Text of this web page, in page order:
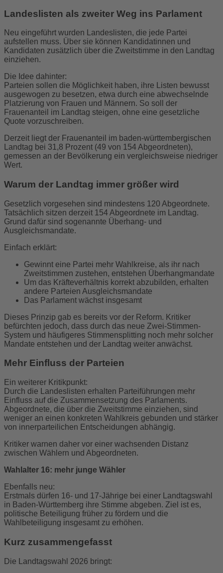
Landeslisten als zweiter Weg ins Parlament
Neu eingeführt wurden Landeslisten, die jede Partei
aufstellen muss. Über sie können Kandidatinnen und
Kandidaten zusätzlich über die Zweitstimme in den Landtag
einziehen.
Die Idee dahinter:
Parteien sollen die Möglichkeit haben, ihre Listen bewusst
ausgewogen zu besetzen, etwa durch eine abwechselnde
Platzierung von Frauen und Männern. So soll der
Frauenanteil im Landtag steigen, ohne eine gesetzliche
Quote vorzuschreiben.
Derzeit liegt der Frauenanteil im baden-württembergischen
Landtag bei 31,8 Prozent (49 von 154 Abgeordneten),
gemessen an der Bevölkerung ein vergleichsweise niedriger
Wert.
Warum der Landtag immer größer wird
Gesetzlich vorgesehen sind mindestens 120 Abgeordnete.
Tatsächlich sitzen derzeit 154 Abgeordnete im Landtag.
Grund dafür sind sogenannte Überhang- und
Ausgleichsmandate.
Einfach erklärt:
Gewinnt eine Partei mehr Wahlkreise, als ihr nach
Zweitstimmen zustehen, entstehen Überhangmandate
Um das Kräfteverhältnis korrekt abzubilden, erhalten
andere Parteien Ausgleichsmandate
Das Parlament wächst insgesamt
Dieses Prinzip gab es bereits vor der Reform. Kritiker
befürchten jedoch, dass durch das neue Zwei-Stimmen-
System und häufigeres Stimmensplitting noch mehr solcher
Mandate entstehen und der Landtag weiter anwächst.
Mehr Einfluss der Parteien
Ein weiterer Kritikpunkt:
Durch die Landeslisten erhalten Parteiführungen mehr
Einfluss auf die Zusammensetzung des Parlaments.
Abgeordnete, die über die Zweitstimme einziehen, sind
weniger an einen konkreten Wahlkreis gebunden und stärker
von innerparteilichen Entscheidungen abhängig.
Kritiker warnen daher vor einer wachsenden Distanz
zwischen Wählern und Abgeordneten.
Wahlalter 16: mehr junge Wähler
Ebenfalls neu:
Erstmals dürfen 16- und 17-Jährige bei einer Landtagswahl
in Baden-Württemberg ihre Stimme abgeben. Ziel ist es,
politische Beteiligung früher zu fördern und die
Wahlbeteiligung insgesamt zu erhöhen.
Kurz zusammengefasst
Die Landtagswahl 2026 bringt: